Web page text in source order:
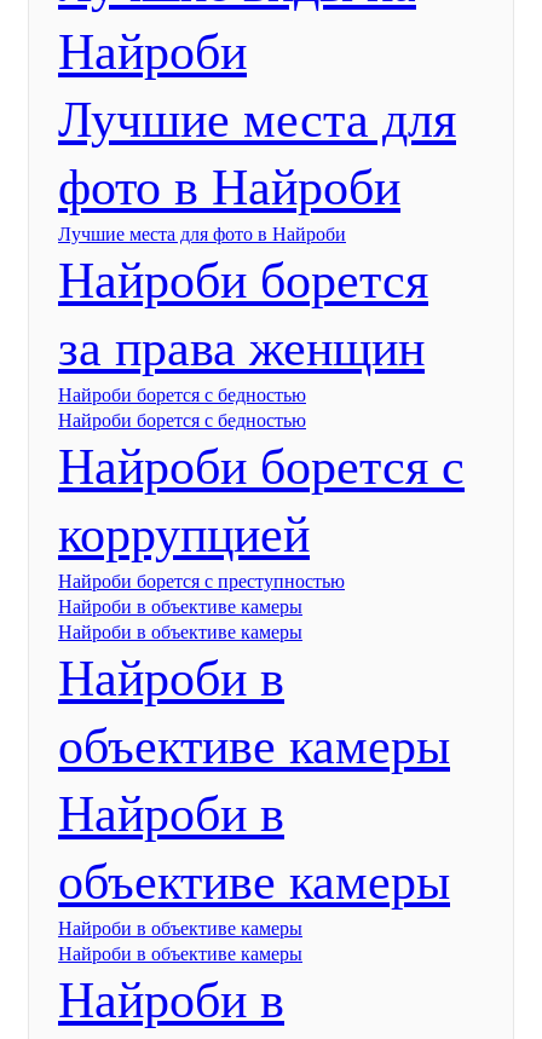
Найроби
Лучшие места для
фото в Найроби
Лучшие места для фото в Найроби
Найроби борется
за права женщин
Найроби борется с бедностью
Найроби борется с бедностью
Найроби борется с
коррупцией
Найроби борется с преступностью
Найроби в объективе камеры
Найроби в объективе камеры
Найроби в
объективе камеры
Найроби в
объективе камеры
Найроби в объективе камеры
Найроби в объективе камеры
Найроби в